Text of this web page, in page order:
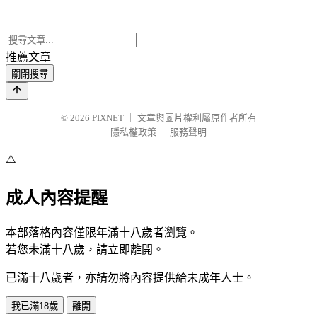
推薦文章
關閉搜尋
© 2026 PIXNET
文章與圖片權利屬原作者所有
隱私權政策
服務聲明
⚠️
成人內容提醒
本部落格內容僅限年滿十八歲者瀏覽。
若您未滿十八歲，請立即離開。
已滿十八歲者，亦請勿將內容提供給未成年人士。
我已滿18歲 離開